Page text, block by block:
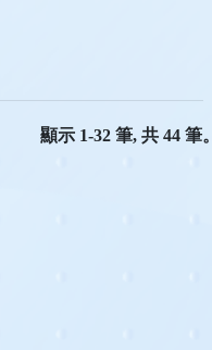
顯示 1-32 筆, 共 44 筆。